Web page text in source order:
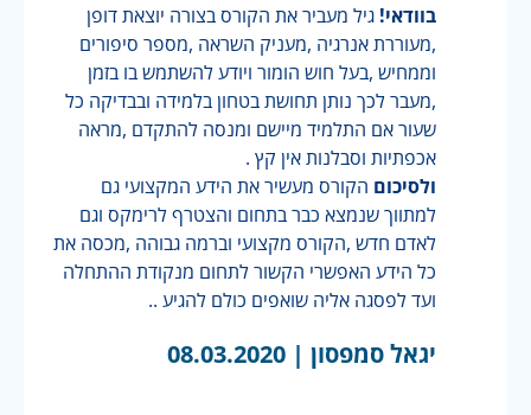
בוודאי! גיל מעביר את הקורס בצורה יוצאת דופן
,מעוררת אנרגיה ,מעניק השראה ,מספר סיפורים
וממחיש ,בעל חוש הומור ויודע להשתמש בו בזמן
,מעבר לכך נותן תחושת בטחון בלמידה ובבדיקה כל
שעור אם התלמיד מיישם ומנסה להתקדם ,מראה
אכפתיות וסבלנות אין קץ .
ולסיכום הקורס מעשיר את הידע המקצועי גם
למתווך שנמצא כבר בתחום והצטרף לרימקס וגם
לאדם חדש ,הקורס מקצועי וברמה גבוהה ,מכסה את
כל הידע האפשרי הקשור לתחום מנקודת ההתחלה
ועד לפסגה אליה שואפים כולם להגיע ..
יגאל סמפסון | 08.03.2020